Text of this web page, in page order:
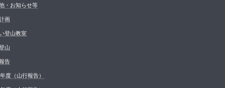
・お知らせ等
画
登山教室
山
告
度（山行報告）